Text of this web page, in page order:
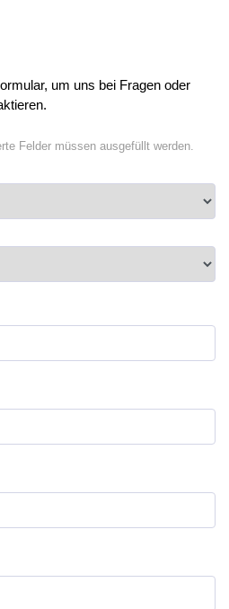
um uns bei Fragen oder
Felder müssen ausgefüllt werden.